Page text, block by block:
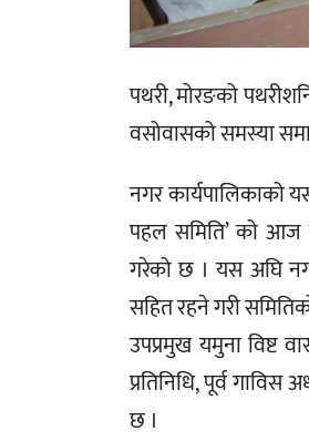
पथरी, मोरङको
वसोवासको समस्या
नगर कार्यपालिकाको
पहल समिति’ को आज
गरेको छ । यस अघि
सहित रहने गरी
उपप्रमुख यमुना विष्ट
प्रतिनिधि, पूर्व
छ ।